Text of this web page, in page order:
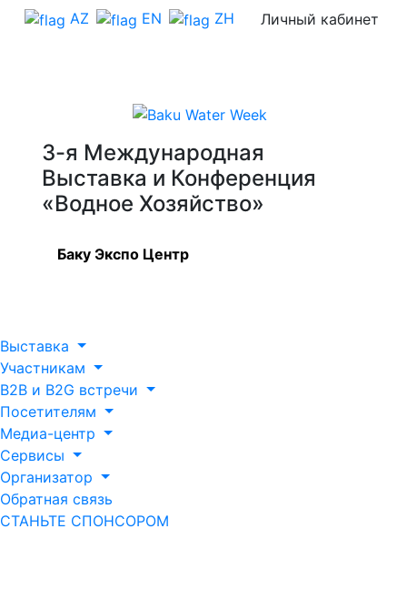
AZ EN ZH Личный кабинет
3-я Международная
Выставка и Конференция
«Водное Хозяйство»
Баку Экспо Центр
Выставка
Участникам
B2B и B2G встречи
Посетителям
Медиа-центр
Сервисы
Организатор
Обратная связь
СТАНЬТЕ СПОНСОРОМ